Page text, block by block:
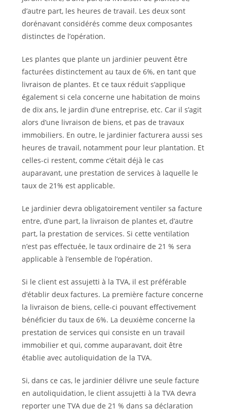
d’autre part, les heures de travail. Les deux sont
doré­navant considérés comme deux composantes
distinctes de l’opération.
Les plantes que plante un jardinier peuvent être
facturées distinctement au taux de 6%, en tant que
livraison de plantes. Et ce taux réduit s’applique
également si cela concerne une habitation de moins
de dix ans, le jardin d’une entreprise, etc. Car il s’agit
alors d’une livraison de biens, et pas de travaux
immobiliers. En outre, le jardinier facturera aussi ses
heures de travail, notamment pour leur plantation. Et
celles-ci restent, comme c’était déjà le cas
auparavant, une prestation de services à laquelle le
taux de 21% est applicable.
Le jardinier devra obligatoirement ventiler sa facture
entre, d’une part, la livraison de plantes et, d’autre
part, la prestation de services. Si cette ventilation
n’est pas effectuée, le taux ordinaire de 21 % sera
applicable à l’ensemble de l’opération.
Si le client est assujetti à la TVA, il est préférable
d’établir deux factures. La première facture concerne
la livraison de biens, celle-ci pouvant effectivement
bénéficier du taux de 6%. La deuxième concerne la
prestation de services qui consiste en un travail
immobilier et qui, comme auparavant, doit être
établie avec autoliquidation de la TVA.
Si, dans ce cas, le jardinier délivre une seule facture
en autoliquidation, le client assujetti à la TVA devra
reporter une TVA due de 21 % dans sa déclaration